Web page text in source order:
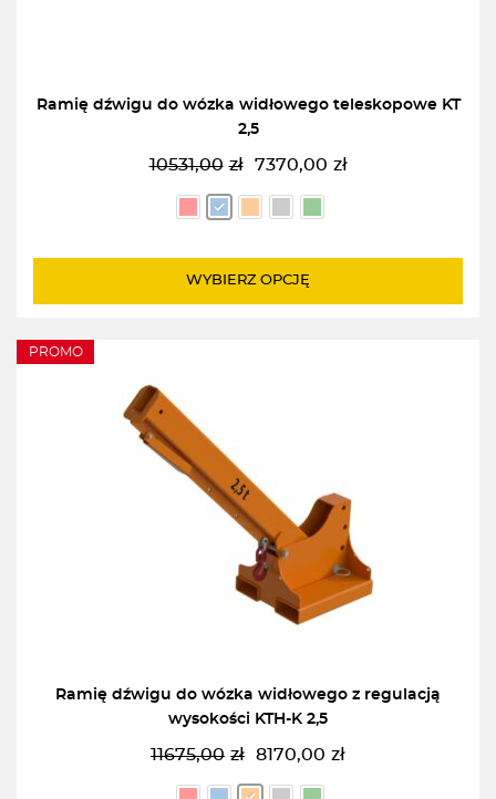
Ramię dźwigu do wózka widłowego teleskopowe KT
2,5
10531,00 zł
Pierwotna
cena
wynosiła:
7370,00 zł
Aktualna
cena
wynosi:
WYBIERZ OPCJĘ
PROMO
Ramię dźwigu do wózka widłowego z regulacją
wysokości KTH-K 2,5
11675,00 zł
Pierwotna
cena
8170,00 zł
Aktualna
cena